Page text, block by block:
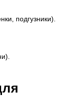
подгузники).